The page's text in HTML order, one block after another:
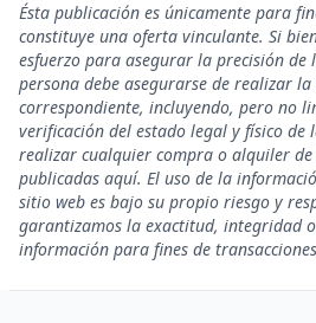
Ésta publicación es únicamente para
constituye una oferta vinculante. Si
esfuerzo para asegurar la precisión de
persona debe asegurarse de realizar
correspondiente, incluyendo, pero no
verificación del estado legal y físico de
realizar cualquier compra o alquiler
publicadas aquí. El uso de la
sitio web es bajo su propio riesgo y
garantizamos la exactitud, integridad
información para fines de